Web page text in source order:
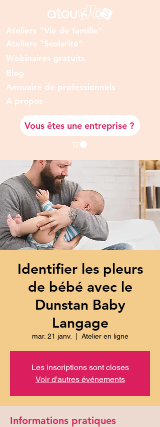
Ateliers "Vie de famille"
Ateliers "Scolarité"
Webinaires gratuits
Blog
Annuaire de professionnels
A propos
Vous êtes une entreprise ?
Identifier les pleurs
de bébé avec le
Dunstan Baby
Langage
mar. 21 janv. Atelier en ligne
Les inscriptions sont closes
Voir d'autres événements
Informations pratiques